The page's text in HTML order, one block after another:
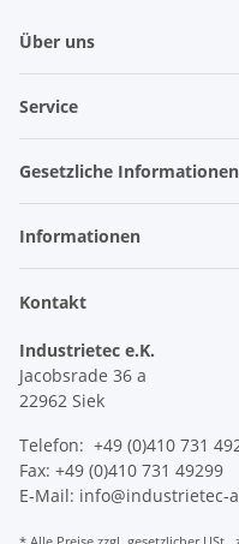
Über uns
Service
Gesetzliche Informationen
Informationen
Kontakt
Industrietec e.K.
Jacobsrade 36 a
22962 Siek
Telefon: +49 (0)410 731
Fax: +49 (0)410 731 49299
E-Mail: info@industrietec-